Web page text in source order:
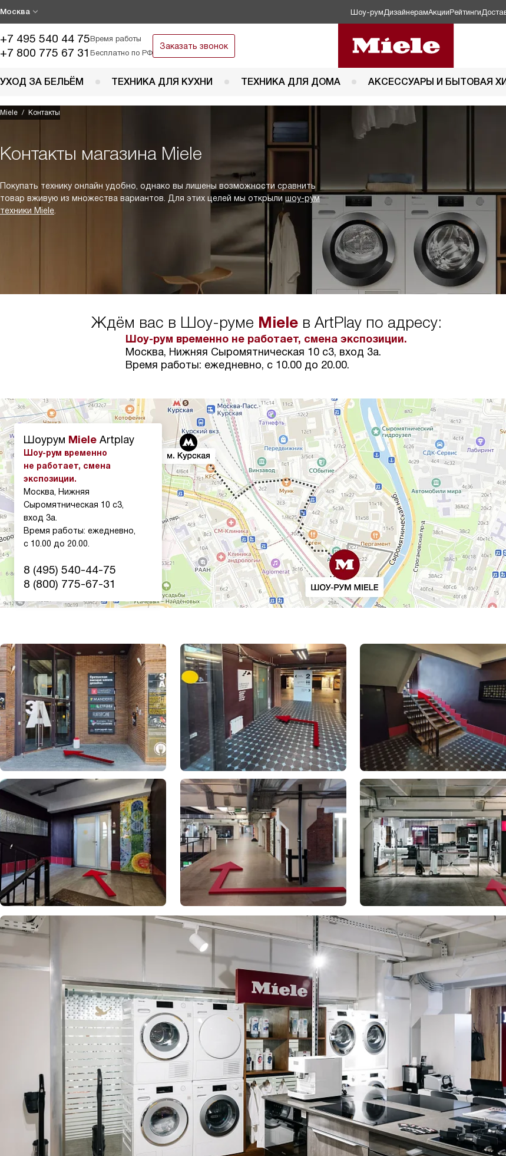
Москва Шоу-рум ДизайнерамАкцииРейтинги
+7 495 540 44 75Время работы
+7 800 775 67 31 Бесплатно по РФ
Заказать звонок
УХОД ЗА БЕЛЬЁМ ТЕХНИКА ДЛЯ КУХНИ ТЕХНИКА ДЛЯ ДОМА АКСЕССУАРЫ И БЫТОВАЯ
Miele Контакты
Контакты магазина Miele
Покупать технику онлайн удобно, однако вы лишены возможности сравнить
товар вживую из множества вариантов. Для этих целей мы открыли шоу-рум
техники Miele
Ждём вас в Шоу-руме Mieleв ArtPlay по адресу:
Шоу-рум временно не работает, смена экспозиции.
Москва, Нижняя Сыромятническая 10 с3, вход 3а.
Время работы: ежедневно, с 10.00 до 20.00.
Шоурум Miele Artplay
Шоу-рум временно
не работает, смена
экспозиции.
Москва, Нижняя
Сыромятническая 10 с3,
вход 3а.
Время работы: ежедневно,
с 10.00 до 20.00.
8 (495) 540-44-75
8 (800) 775-67-31